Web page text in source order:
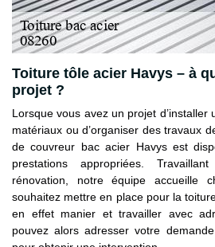
Toiture tôle acier Havys – à
projet ?
Lorsque vous avez un projet
matériaux ou d’organiser des travaux
de couvreur bac acier Havys est
prestations appropriées.
rénovation, notre équipe accueille
souhaitez mettre en place pour la
en effet manier et travailler avec
pouvez alors adresser votre